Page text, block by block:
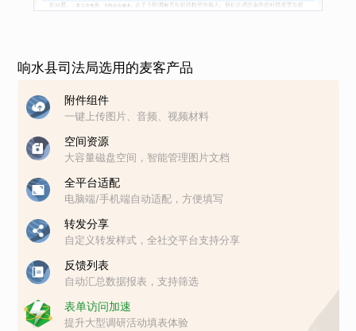
成果
响水县司法局选用的麦客产品
附件组件
一键上传图片、音频、视频材料
空间资源
大容量磁盘空间，智能管理图片文档
全平台适配
电脑端/手机端自动适配，方便填写
转发分享
自定义转发样式，全社交平台支持分享
反馈列表
自动汇总数据报表，支持筛选
表单访问加速
提升大型调研活动填表体验